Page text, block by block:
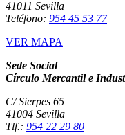
41011 Sevilla
Teléfono: 954 45 53 77
VER MAPA
Sede Social
Círculo Mercantil e
C/ Sierpes 65
41004 Sevilla
Tlf.: 954 22 29 80